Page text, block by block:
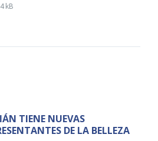
kB
TIENE NUEVAS
DE LA BELLEZA